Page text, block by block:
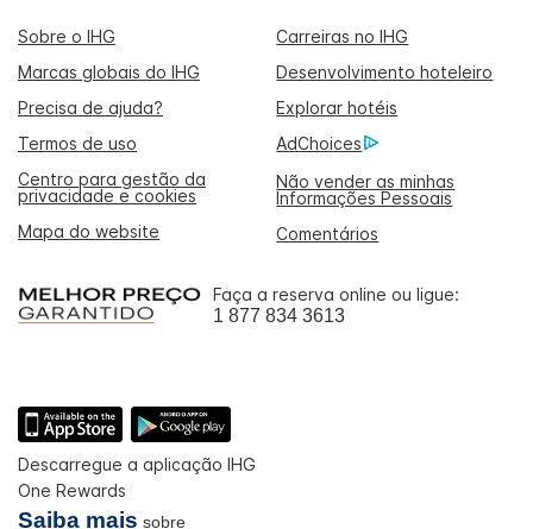
Sobre o IHG
Carreiras no IHG
Marcas globais do IHG
Desenvolvimento hoteleiro
Precisa de ajuda?
Explorar hotéis
Termos de uso
AdChoices
Centro para gestão da
privacidade e cookies
Não vender as minhas
Informações Pessoais
Mapa do website
Comentários
Faça a reserva online ou ligue:
1 877 834 3613
Descarregue a aplicação IHG
One Rewards
Saiba mais sobre